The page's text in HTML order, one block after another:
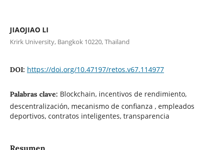
JIAOJIAO LI
Krirk University, Bangkok 10220, Thailand
DOI: https://doi.org/10.47197/retos.v67.114977
Palabras clave: Blockchain, incentivos de rendimiento,
descentralización, mecanismo de confianza , empleados
deportivos, contratos inteligentes, transparencia
Resumen